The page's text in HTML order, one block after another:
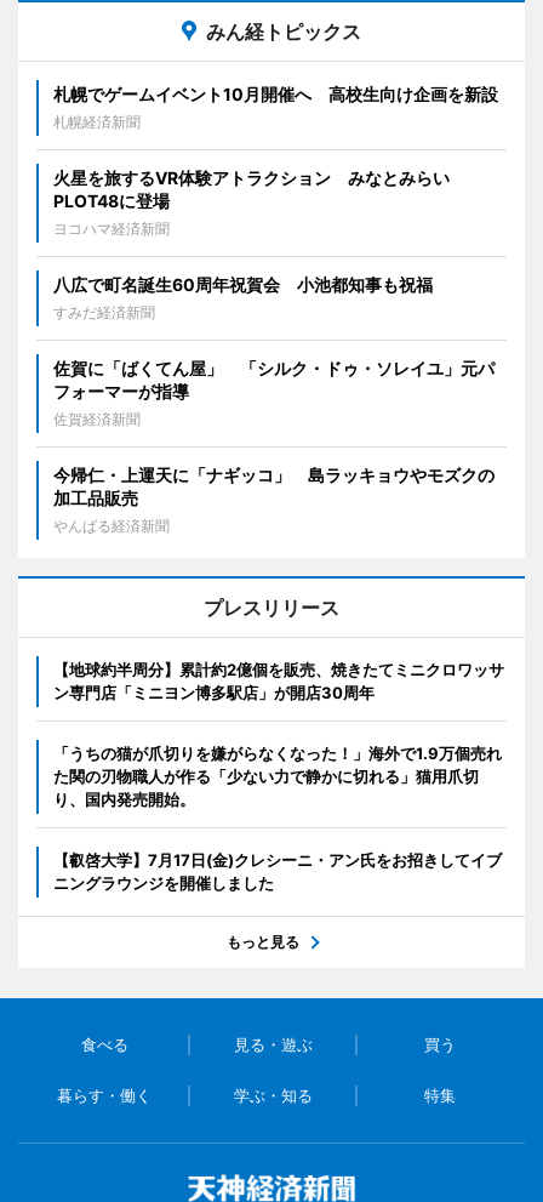
みん経トピックス
札幌でゲームイベント10月開催へ 高校生向け企画を新設
札幌経済新聞
火星を旅するVR体験アトラクション みなとみらい
PLOT48に登場
ヨコハマ経済新聞
八広で町名誕生60周年祝賀会 小池都知事も祝福
すみだ経済新聞
佐賀に「ばくてん屋」 「シルク・ドゥ・ソレイユ」元パ
フォーマーが指導
佐賀経済新聞
今帰仁・上運天に「ナギッコ」 島ラッキョウやモズクの
加工品販売
やんばる経済新聞
プレスリリース
【地球約半周分】累計約2億個を販売、焼きたてミニクロワッサ
ン専門店「ミニヨン博多駅店」が開店30周年
「うちの猫が爪切りを嫌がらなくなった！」海外で1.9万個売れ
た関の刃物職人が作る「少ない力で静かに切れる」猫用爪切
り、国内発売開始。
【叡啓大学】7月17日(金)クレシーニ・アン氏をお招きしてイブ
ニングラウンジを開催しました
もっと見る
食べる 見る・遊ぶ 買う
暮らす・働く 学ぶ・知る 特集